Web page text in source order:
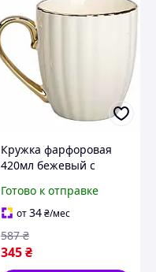
Кружка фарфоровая
420мл бежевый с
ручкой для чая и кофе
Готово к отправке
от34₴/мес
345₴
587 ₴